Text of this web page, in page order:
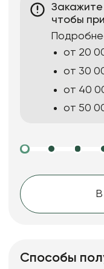
чтобы
от 20
от 30
от 40
от 50
Способы